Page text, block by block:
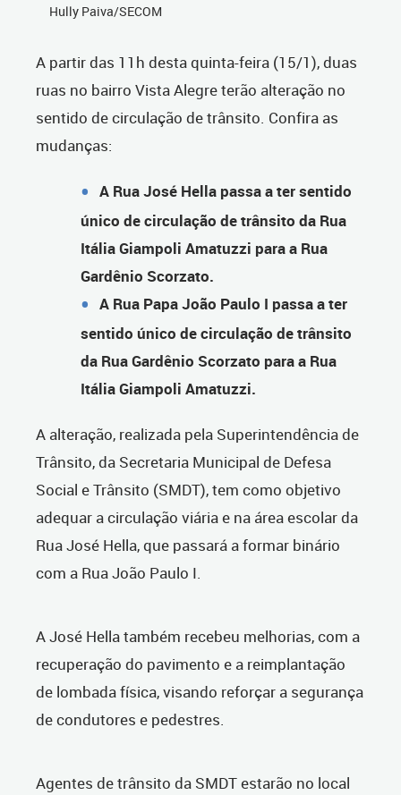
Hully Paiva/SECOM
A partir das 11h desta quinta-feira (15/1), duas
ruas no bairro Vista Alegre terão alteração no
sentido de circulação de trânsito. Confira as
mudanças:
A Rua José Hella passa a ter sentido
único de circulação de trânsito da Rua
Itália Giampoli Amatuzzi para a Rua
Gardênio Scorzato.
A Rua Papa João Paulo I passa a ter
sentido único de circulação de trânsito
da Rua Gardênio Scorzato para a Rua
Itália Giampoli Amatuzzi.
A alteração, realizada pela Superintendência de
Trânsito, da Secretaria Municipal de Defesa
Social e Trânsito (SMDT), tem como objetivo
adequar a circulação viária e na área escolar da
Rua José Hella, que passará a formar binário
com a Rua João Paulo I.
A José Hella também recebeu melhorias, com a
recuperação do pavimento e a reimplantação
de lombada física, visando reforçar a segurança
de condutores e pedestres.
Agentes de trânsito da SMDT estarão no local